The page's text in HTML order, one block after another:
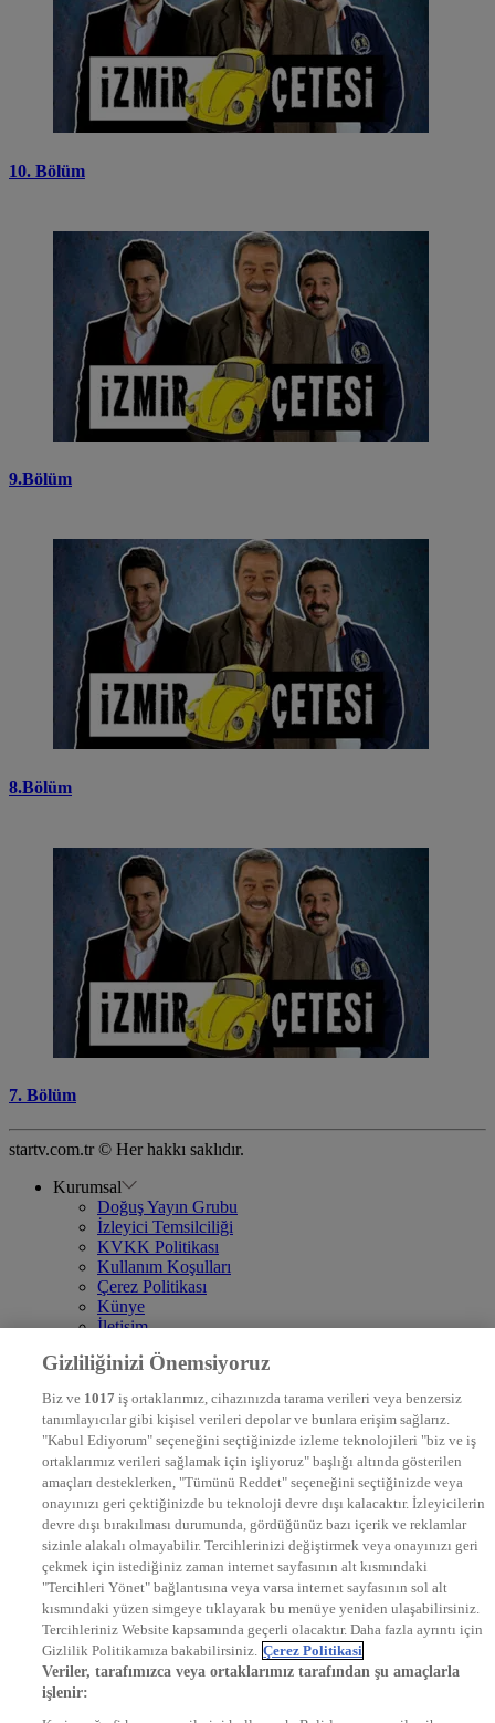
10. Bölüm
9.Bölüm
8.Bölüm
7. Bölüm
startv.com.tr © Her hakkı saklıdır.
Kurumsal
Doğuş Yayın Grubu
İzleyici Temsilciliği
KVKK Politikası
Kullanım Koşulları
Çerez Politikası
Künye
İletişim
DYG Televizyonlar
STAR
EURO STAR
KRAL POP TV
DYG Radyolar
NTV RADYO
KRAL FM
KRAL POP
EKSEN
VOYAGE
DYG Dijital
ntv.com.tr
ntvspor.net
secim.ntv.com.tr
startv.com.tr
kralmuzik.com.tr
Gizliliğinizi Önemsiyoruz
Biz ve 1017 iş ortaklarımız, cihazınızda tarama verileri veya benzersiz
tanımlayıcılar gibi kişisel verileri depolar ve bunlara erişim sağlarız.
"Kabul Ediyorum" seçeneğini seçtiğinizde izleme teknolojileri "biz ve iş
ortaklarımız verileri sağlamak için işliyoruz" başlığı altında gösterilen
amaçları desteklerken, "Tümünü Reddet" seçeneğini seçtiğinizde veya
onayınızı geri çektiğinizde bu teknoloji devre dışı kalacaktır. İzleyicilerin
devre dışı bırakılması durumunda, gördüğünüz bazı içerik ve reklamlar
sizinle alakalı olmayabilir. Tercihlerinizi değiştirmek veya onayınızı geri
çekmek için istediğiniz zaman internet sayfasının alt kısmındaki
"Tercihleri Yönet" bağlantısına veya varsa internet sayfasının sol alt
kısmındaki yüzen simgeye tıklayarak bu menüye yeniden ulaşabilirsiniz.
Tercihleriniz Website kapsamında geçerli olacaktır. Daha fazla ayrıntı için
Gizlilik Politikamıza bakabilirsiniz. Çerez Politikasi
Veriler, tarafımızca veya ortaklarımız tarafından şu amaçlarla
işlenir: